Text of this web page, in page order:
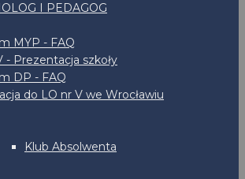
I PEDAGOG
MYP - FAQ
- Prezentacja szkoły
DP - FAQ
do LO nr V we Wrocławiu
Klub Absolwenta